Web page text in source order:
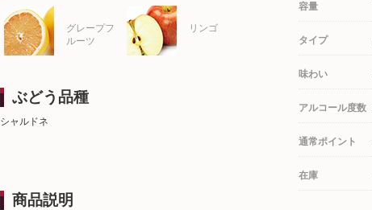
容量
タイプ
味わい
アルコール度数
通常ポイント
在庫
グレープフ
ルーツ
リンゴ
ぶどう品種
シャルドネ
商品説明